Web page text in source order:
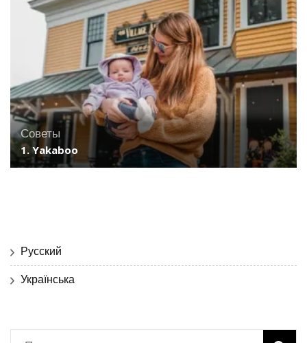
Советы
1. Yakaboo
Русский
Українська